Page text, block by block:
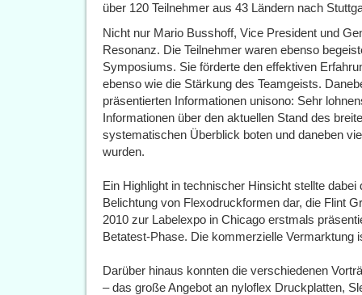
über 120 Teilnehmer aus 43 Ländern nach
Nicht nur Mario Busshoff, Vice President und
Resonanz. Die Teilnehmer waren ebenso
Symposiums. Sie förderte den effektiven
ebenso wie die Stärkung des Teamgeists.
präsentierten Informationen unisono: Sehr
Informationen über den aktuellen Stand des
systematischen Überblick boten und daneben
wurden.
Ein Highlight in technischer Hinsicht stellte
Belichtung von Flexodruckformen dar, die Flint
2010 zur Labelexpo in Chicago erstmals
Betatest-Phase. Die kommerzielle Vermarktung
Darüber hinaus konnten die verschiedenen
– das große Angebot an nyloflex Druckplatten,